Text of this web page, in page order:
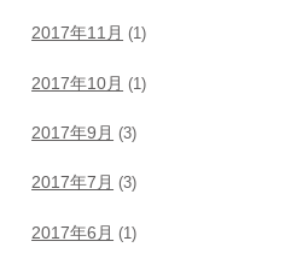
2017年11月 (1)
2017年10月 (1)
2017年9月 (3)
2017年7月 (3)
2017年6月 (1)